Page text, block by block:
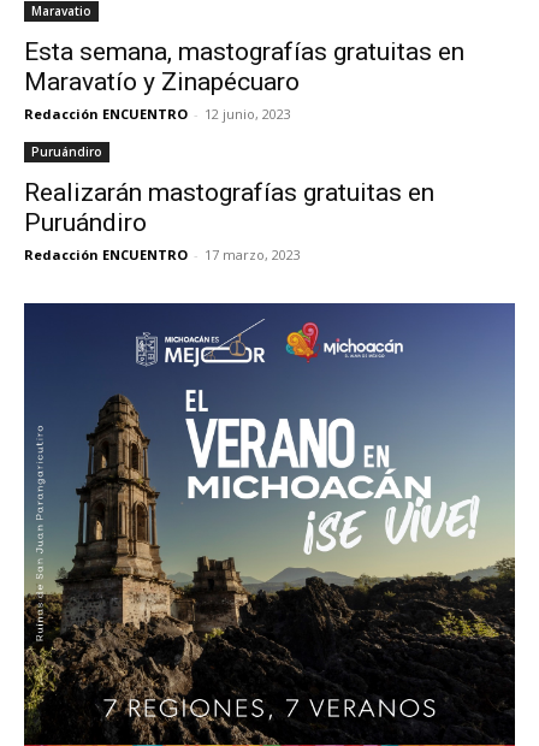
Maravatio
Esta semana, mastografías gratuitas en
Maravatío y Zinapécuaro
Redacción ENCUENTRO - 12 junio, 2023
Puruándiro
Realizarán mastografías gratuitas en
Puruándiro
Redacción ENCUENTRO - 17 marzo, 2023